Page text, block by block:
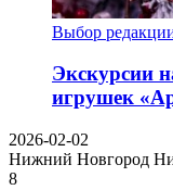
Выбор
Экскурсии
игрушек
2026-02-02
Нижний Новгород
8